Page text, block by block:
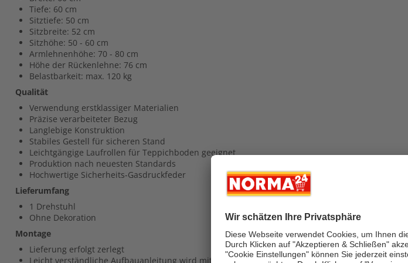
Tiefe: 60 cm
Sitztiefe: 50 cm
Sitzbreite: 52 cm
Sitzhöhe: 50 - 60 cm
Armlehnenhöhe: 70 - 80 cm
Höhe der Rückenlehne: 76 cm
Belastbarkeit: max. 120 kg
Qualität
Verwendung erstklassiger Materialien
Präzise verarbeiteter Bezug
Langlebige Konstruktion
Stabiles Gestell für sicheren Stand
Leichtgängige Laufrollen für Teppichboden geeignet
Produktion nach neuesten Standards
Hochwertige Sicherheits-Gasdruckfeder
Lieferumfang
1 Drehstuhl
Ohne Dekoration
Montage
Lieferung erfolgt zerlegt
Leicht verständliche Aufbauanleitung wird mitgeliefert